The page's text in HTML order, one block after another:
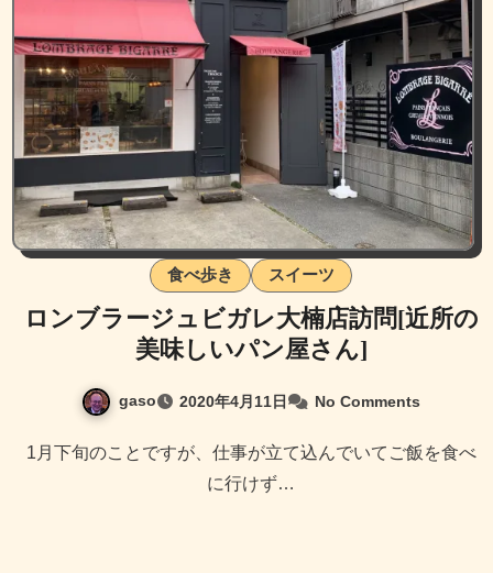
食べ歩き スイーツ
ロンブラージュビガレ大楠店訪問[近所の
美味しいパン屋さん]
gaso 2020年4月11日 No Comments
1月下旬のことですが、仕事が立て込んでいてご飯を食べ
に行けず…